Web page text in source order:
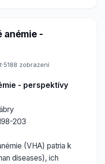
anémie -
·5188 zobrazení
- perspektívy
203
(VHA) patria k
diseases), ich